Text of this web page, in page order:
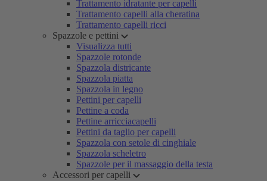
Trattamento idratante per capelli
Trattamento capelli alla cheratina
Trattamento capelli ricci
Spazzole e pettini
Visualizza tutti
Spazzole rotonde
Spazzola districante
Spazzola piatta
Spazzola in legno
Pettini per capelli
Pettine a coda
Pettine arricciacapelli
Pettini da taglio per capelli
Spazzola con setole di cinghiale
Spazzola scheletro
Spazzole per il massaggio della testa
Accessori per capelli